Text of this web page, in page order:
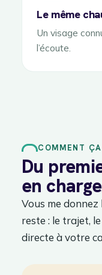
Le même
Un visage
l’écoute.
COMMENT
Du
en
Vous me donnez
reste : le trajet,
directe à votre